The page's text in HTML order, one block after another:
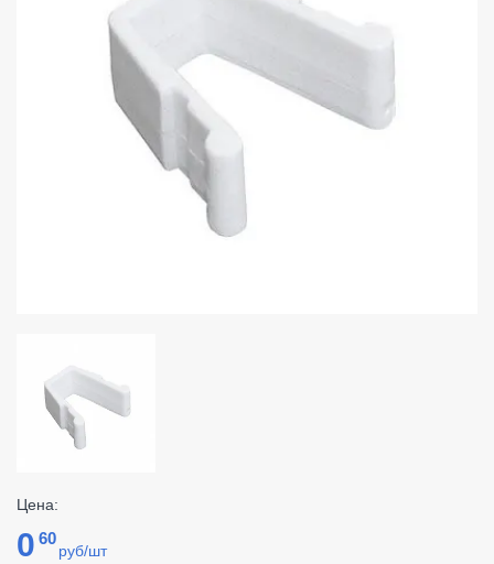
Цена:
0 60
руб/шт